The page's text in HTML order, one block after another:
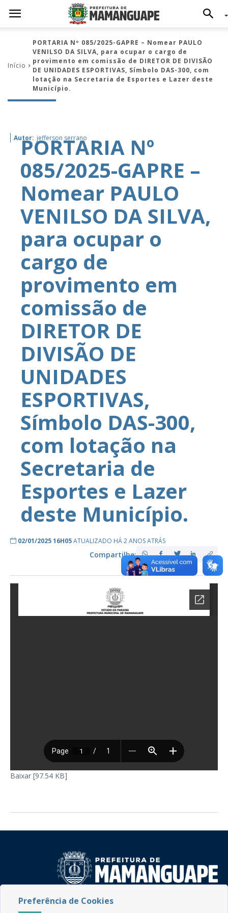
Início
PORTARIA Nº 085/2025-GAPRE – Nomear PAULO
VENILSO DA SILVA, para ocupar o cargo de
provimento em comissão de DIRETOR DE DIVISÃO
DE UNIDADES ESPORTIVAS, Símbolo DAS-300, com
lotação na Secretaria de Esportes e Lazer deste
Município.
Autor: jefferson serrano
PORTARIA Nº
085/2025-GAPRE –
Nomear PAULO
VENILSO DA SILVA,
para ocupar o
cargo de
provimento em
comissão de
DIRETOR DE
DIVISÃO DE
UNIDADES
ESPORTIVAS,
Símbolo DAS-300,
com lotação na
Secretaria de
Esportes e Lazer
deste Município.
02/01/2025 16H05ATUALIZADO HÁ 2 ANOS ATRÁS
Compartilhe:
Baixar [97.54 KB]
Rua do Imperador, 78, Centro
Preferência de Cookies